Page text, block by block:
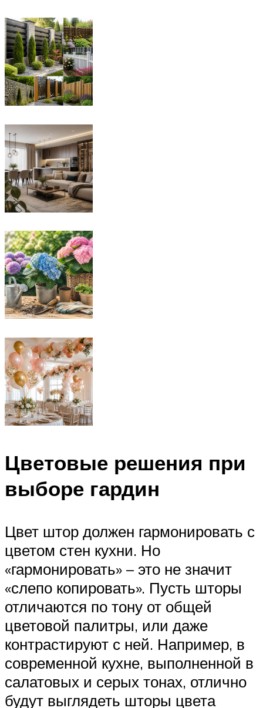
Цветовые решения при
выборе гардин
Цвет штор должен гармонировать с
цветом стен кухни. Но
«гармонировать» – это не значит
«слепо копировать». Пусть шторы
отличаются по тону от общей
цветовой палитры, или даже
контрастируют с ней. Например, в
современной кухне, выполненной в
салатовых и серых тонах, отлично
будут выглядеть шторы цвета